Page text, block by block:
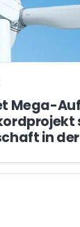
Mega-
in